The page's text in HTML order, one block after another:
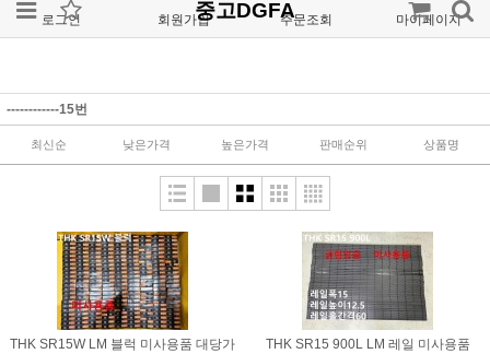
로그인 회원가입 주문조회 마이페이지
중고DGFA
------------15번
최신순 낮은가격 높은가격 판매순위 상품명
THK SR15W LM 블럭 미사용품 대당가
THK SR15 900L LM 레일 미사용품